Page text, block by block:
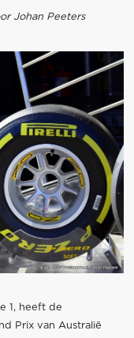
Johan Peeters
1, heeft de
Prix van Australië